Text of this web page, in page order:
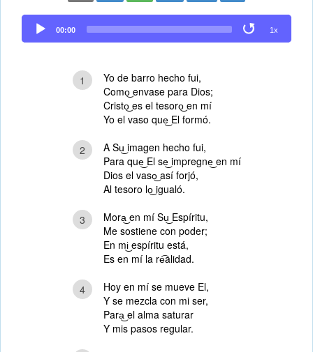
Audio
Player
00:00 1x
1
Yo de barro hecho fui,
Como͜ envase para Dios;
Cristo͜ es el tesoro͜ en mí
Yo el vaso que͜ El formó.
2
A Su͜ imagen hecho fui,
Para que͜ El se͜ impregne͜ en mí
Dios el vaso͜ así forjó,
Al tesoro lo͜ igualó.
3
Mora͜ en mí Su͜ Espíritu,
Me sostiene con poder;
En mi͜ espíritu está,
Es en mí la re͡alidad.
4
Hoy en mí se mueve El,
Y se mezcla con mi ser,
Para͜ el alma saturar
Y mis pasos regular.